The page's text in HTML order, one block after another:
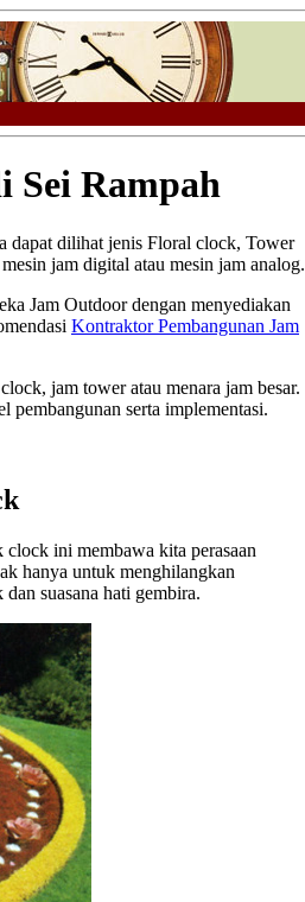
Sei Rampah
dapat dilihat jenis Floral clock, Tower
jam digital atau mesin jam analog.
Jam Outdoor dengan menyediakan
Kontraktor Pembangunan Jam
jam tower atau menara jam besar.
pembangunan serta implementasi.
ini membawa kita perasaan
hanya untuk menghilangkan
suasana hati gembira.